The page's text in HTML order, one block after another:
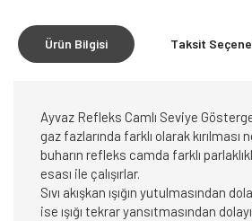
Ürün Bilgisi Taksit
Ayvaz Refleks Camlı Seviye
gaz fazlarında farklı olarak
buharın refleks camda farklı
esası ile çalışırlar.
Sıvı akışkan ışığın yutulmasından
ise ışığı tekrar yansıtmasından